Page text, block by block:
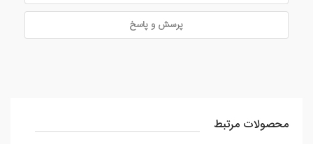
پرسش و پاسخ
محصولات مرتبط